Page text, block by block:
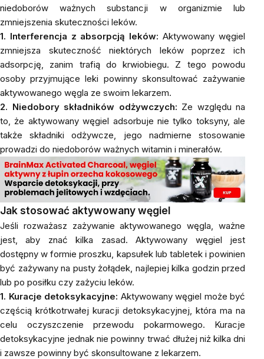
niedoborów ważnych substancji w organizmie lub
zmniejszenia skuteczności leków.
1. Interferencja z absorpcją leków: Aktywowany węgiel
zmniejsza skuteczność niektórych leków poprzez ich
adsorpcję, zanim trafią do krwiobiegu. Z tego powodu
osoby przyjmujące leki powinny skonsultować zażywanie
aktywowanego węgla ze swoim lekarzem.
2. Niedobory składników odżywczych: Ze względu na
to, że aktywowany węgiel adsorbuje nie tylko toksyny, ale
także składniki odżywcze, jego nadmierne stosowanie
prowadzi do niedoborów ważnych witamin i minerałów.
Jak stosować aktywowany węgiel
Jeśli rozważasz zażywanie aktywowanego węgla, ważne
jest, aby znać kilka zasad. Aktywowany węgiel jest
dostępny w formie proszku, kapsułeklub tabletek i powinien
być zażywany na pusty żołądek, najlepiej kilka godzin przed
lub po posiłku czy zażyciu leków.
1. Kuracje detoksykacyjne: Aktywowany węgiel może być
częścią krótkotrwałej kuracji detoksykacyjnej, która ma na
celu oczyszczenie przewodu pokarmowego. Kuracje
detoksykacyjne jednak nie powinny trwać dłużej niż kilka dni
i zawsze powinny być skonsultowane z lekarzem.